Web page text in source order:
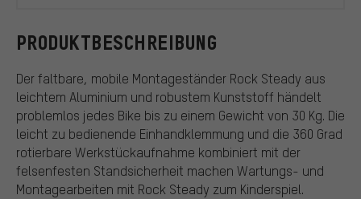
PRODUKTBESCHREIBUNG
Der faltbare, mobile Montageständer Rock Steady aus
leichtem Aluminium und robustem Kunststoff händelt
problemlos jedes Bike bis zu einem Gewicht von 30 Kg. Die
leicht zu bedienende Einhandklemmung und die 360 Grad
rotierbare Werkstückaufnahme kombiniert mit der
felsenfesten Standsicherheit machen Wartungs- und
Montagearbeiten mit Rock Steady zum Kinderspiel.